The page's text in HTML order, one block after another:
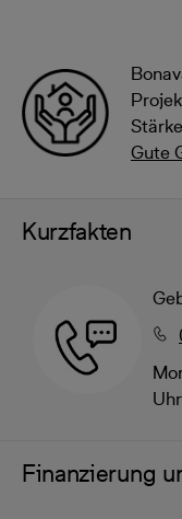
Gute
Kurzfakten
Uhr
Finanzierung